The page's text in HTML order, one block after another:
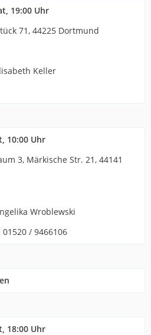
19:00 Uhr
71, 44225 Dortmund
Keller
10:00 Uhr
3, Märkische Str. 21, 44141
Wroblewski
/ 9466106
18:00 Uhr